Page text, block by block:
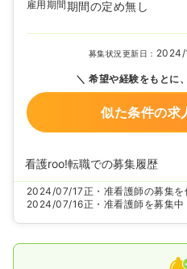
雇用期間期間の定め無し
募集状況更新日： 2024/
希望や経験をもとに
似た条件の求
看護roo!転職での募集履歴
2024/07/17正・准看護師の募集を
2024/07/16正・准看護師を募集中